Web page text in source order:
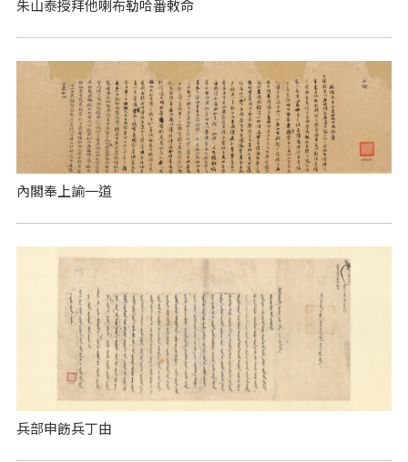
朱山泰授拜他喇布勒哈番敕命
內閣奉上諭一道
兵部申飭兵丁由